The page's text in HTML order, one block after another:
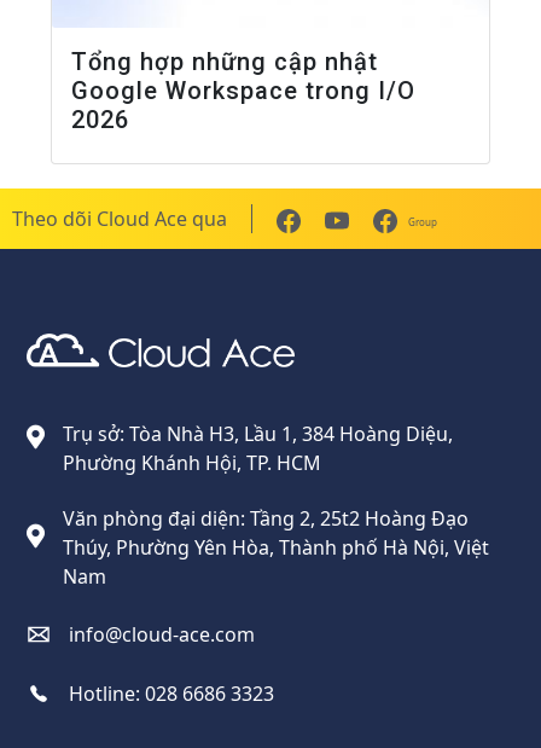
Tổng hợp những cập nhật
Google Workspace trong I/O
2026
Theo dõi Cloud Ace qua Group
Trụ sở: Tòa Nhà H3, Lầu 1, 384 Hoàng Diệu,
Phường Khánh Hội, TP. HCM
Văn phòng đại diện: Tầng 2, 25t2 Hoàng Đạo
Thúy, Phường Yên Hòa, Thành phố Hà Nội, Việt
Nam
info@cloud-ace.com
Hotline:028 6686 3323